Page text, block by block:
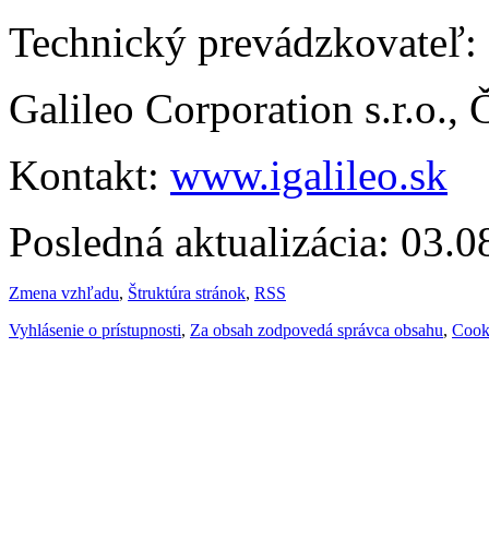
Technický prevádzkovateľ:
Galileo Corporation s.r.o.,
Kontakt: www.igalileo.sk
Posledná aktualizácia:
Zmena vzhľadu, Štruktúra stránok, RSS
Vyhlásenie o prístupnosti, Za obsah zodpovedá správca obsahu,